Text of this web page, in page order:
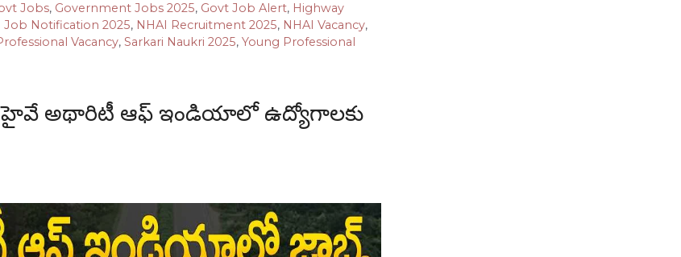
Jobs, Government Jobs 2025, Govt Job Alert, Highway
Job Notification 2025, NHAI Recruitment 2025, NHAI Vacancy,
Vacancy, Sarkari Naukri 2025, Young Professional
హైవే అథారిటీ ఆఫ్ ఇండియాలో ఉద్యోగాలకు